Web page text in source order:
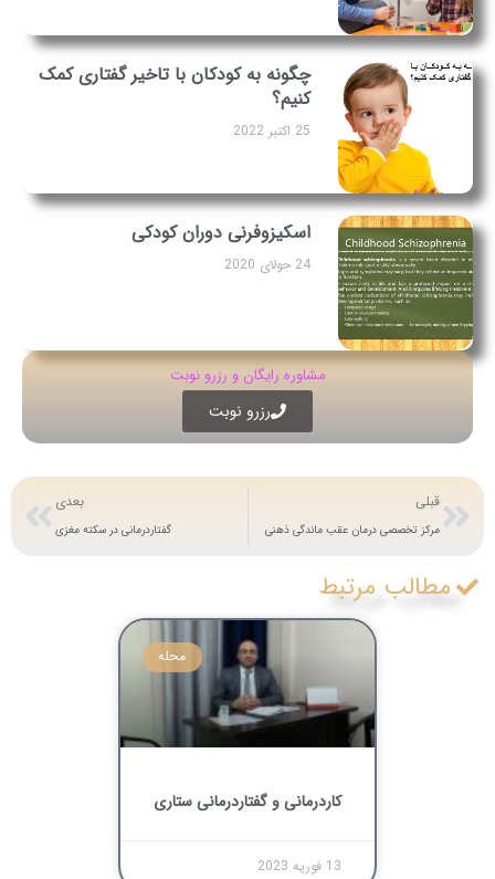
چگونه به کودکان با تاخیر گفتاری کمک
کنیم؟
25 اکتبر 2022
اسکیزوفرنی دوران کودکی
24 جولای 2020
مشاوره رایگان و رزرو نوبت
رزرو نوبت
قبلی
مرکز تخصصی درمان عقب ماندگی ذهنی
بعدی
گفتاردرمانی در سکته مغزی
مطالب مرتبط
محله
کاردرمانی و گفتاردرمانی ستاری
13 فوریه 2023